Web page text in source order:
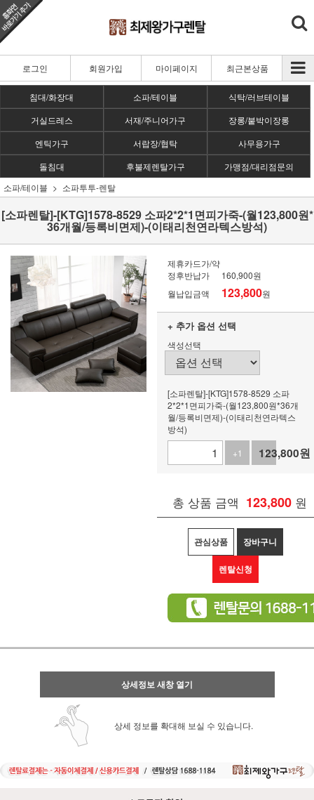
로그인 회원가입 마이페이지 최근본상품
침대/화장대 소파/테이블
식탁/러브테이블
거실드레스
서재/주니어가구
장롱/붙박이장롱
엔틱가구
서랍장/협탁
사무용가구
돌침대
후불제렌탈가구
가맹점/대리점문의
소파/테이블
소파투투-렌탈
[소파렌탈]-[KTG]1578-8529 소파2*2*1면피가죽-(월123,800원*
36개월/등록비면제)-(이태리천연라텍스방석)
제휴카드가/약
정후반납가
160,900원
월납입금액
123,800원
+ 추가 옵션 선택
색성선택
[소파렌탈]-[KTG]1578-8529 소파
2*2*1면피가죽-(월123,800원*36개
월/등록비면제)-(이태리천연라텍스
방석)
+1
-1
123,800원
총 상품 금액 123,800 원
관심상품 장바구니
렌탈신청
상세정보 새창 열기
상세 정보를 확대해 보실 수 있습니다.